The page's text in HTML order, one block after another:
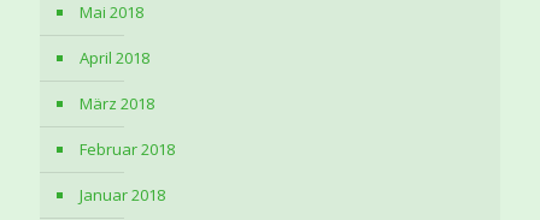
Mai 2018
April 2018
März 2018
Februar 2018
Januar 2018